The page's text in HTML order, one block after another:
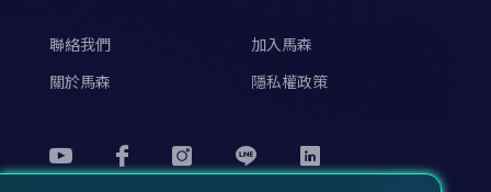
聯絡我們 加入馬森
關於馬森 隱私權政策